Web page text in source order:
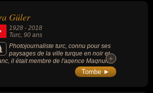
Güler
1928 - 2018
Turc, 90 ans
Photojournaliste turc, connu pour ses
paysages de la ville turque en noir et
il était membre de l'agence Magnum+
+
Tombe ►